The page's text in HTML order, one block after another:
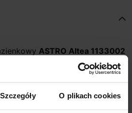
Szczegóły O plikach cookies
ASTRO Altea 1133002
plafon sufitowy do łazienek,
firmyAstro Lighting. Płaska
wykończona w chromie,